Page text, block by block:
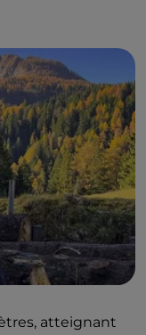
atteignant